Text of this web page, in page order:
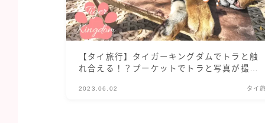
【タイ旅行】タイガーキングダムでトラと触
れ合える！？プーケットでトラと写真が撮れ
2023.06.02 タイ